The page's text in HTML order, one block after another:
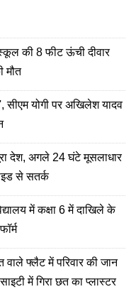
स्कूल की 8 फीट ऊंची दीवार
मौत
योगी पर अखिलेश यादव
देश, अगले 24 घंटे मूसलाधार
से सतर्क
में कक्षा 6 में दाखिले के
फ्लैट में परिवार की जान
में गिरा छत का प्लास्टर